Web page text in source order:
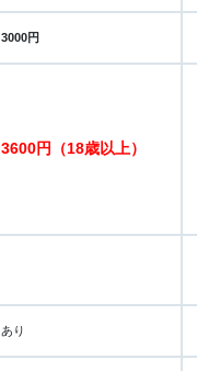
3000円
3600円（18歳以上）
あり